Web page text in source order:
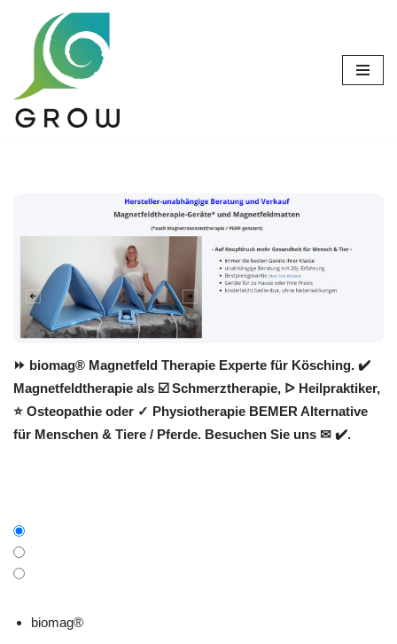
Zum
springen
⏩ biomag® Magnetfeld Therapie Experte für Kösching. ✔️
Magnetfeldtherapie als ☑️ Schmerztherapie, ᐅ Heilpraktiker,
⭐ Osteopathie oder ✓ Physiotherapie BEMER Alternative
für Menschen & Tiere / Pferde. Besuchen Sie uns ✉ ✔️.
biomag®